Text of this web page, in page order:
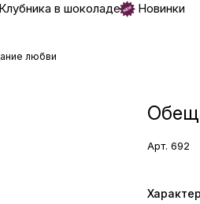
Клубника в шоколаде Новинки
любви
Арт.692